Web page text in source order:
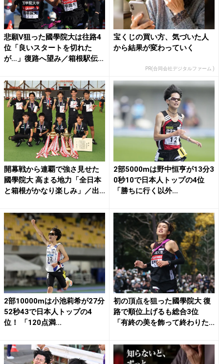
悲願V狙った國學院大は往路4
位「良いスタートを切れた
が…」復路へ望み／箱根駅伝
宝くじの買い方、気づいた人
から結果が変わっていく
PR(合同会社デジタルファーム )
開幕戦から連覇で強さ見せた
國學院大 高まる地力「全日本
と箱根がかなり楽しみ」／出...
2部5000mは野中恒亨が13分3
0秒10で日本人トップの4位
「勝ちに行く以外...
2部10000mは小池莉希が27分
52秒43で日本人トップの4
位！ 「120点満...
初の頂点を狙った國學院大 復
路で順位上げるも総合3位
「有終の美を飾って終わりた...